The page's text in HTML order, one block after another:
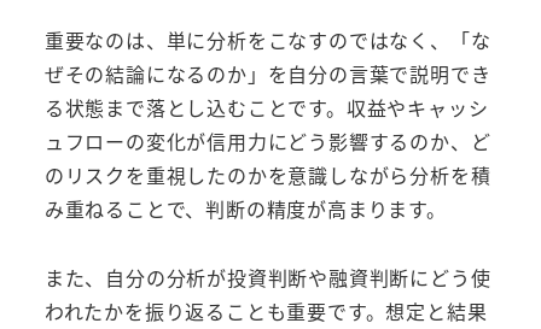
重要なのは、単に分析をこなすのではなく、「な
ぜその結論になるのか」を自分の言葉で説明でき
る状態まで落とし込むことです。収益やキャッシ
ュフローの変化が信用力にどう影響するのか、ど
のリスクを重視したのかを意識しながら分析を積
み重ねることで、判断の精度が高まります。
また、自分の分析が投資判断や融資判断にどう使
われたかを振り返ることも重要です。想定と結果